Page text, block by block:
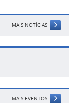
MAIS NOTÍCIAS
MAIS EVENTOS